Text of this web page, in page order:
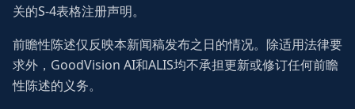
关的S-4表格注册声明。
前瞻性陈述仅反映本新闻稿发布之日的情况。除适用法律要
求外，GoodVision AI和ALIS均不承担更新或修订任何前瞻
性陈述的义务。